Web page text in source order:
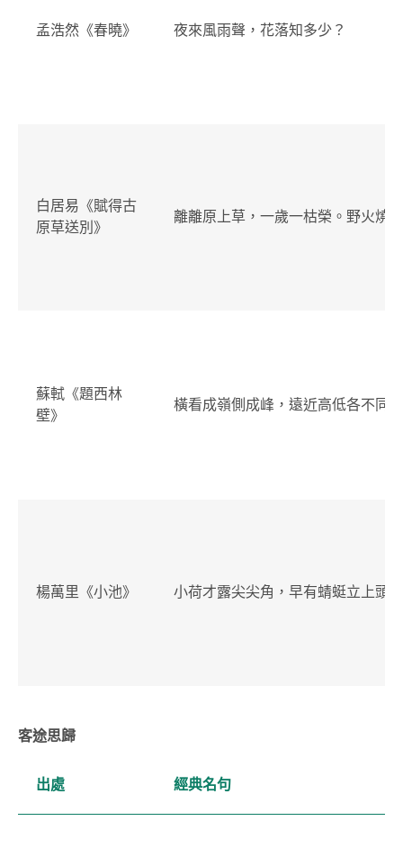
孟浩然《春曉》 夜來風雨聲，花落知多少？
白居易《賦得古
原草送別》
離離原上草，一歲一枯榮。野火燒
蘇軾《題西林
壁》
橫看成嶺側成峰，遠近高低各不同。
楊萬里《小池》 小荷才露尖尖角，早有蜻蜓立上頭。
客途思歸
出處 經典名句